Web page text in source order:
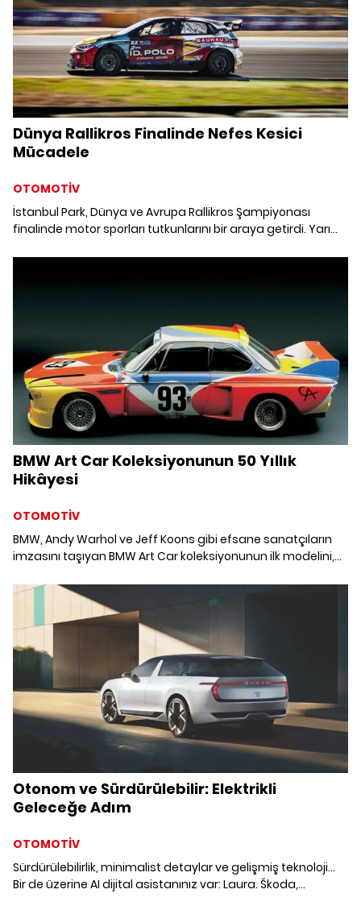
Dünya Rallikros Finalinde Nefes Kesici
Mücadele
OTOMOTİV
İstanbul Park, Dünya ve Avrupa Rallikros Şampiyonası
finalinde motor sporları tutkunlarını bir araya getirdi. Yarı
dolu iki gün boyunca tribünler adeta bir festival alanına
BMW Art Car Koleksiyonunun 50 Yıllık
Hikâyesi
OTOMOTİV
BMW, Andy Warhol ve Jeff Koons gibi efsane sanatçıların
imzasını taşıyan BMW Art Car koleksiyonunun ilk modelini,
Contemporary Istanbul'da Türkiye'de ilk kez sergiliyor.
Otonom ve Sürdürülebilir: Elektrikli
Geleceğe Adım
OTOMOTİV
Sürdürülebilirlik, minimalist detaylar ve gelişmiş teknoloji...
Bir de üzerine AI dijital asistanınız var: Laura. Škoda,